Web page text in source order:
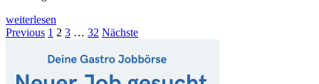
weiterlesen
Seitennummerierung
Beiträge
Previous 1 2 3 … 32 Nächste